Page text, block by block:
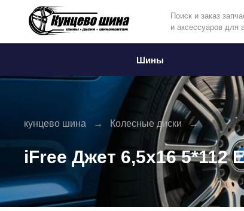
Поиск и заказ
и аксессуаров для
Шины
кунцево шина Колесные диски
iFree Джет 6,5x16 5*112